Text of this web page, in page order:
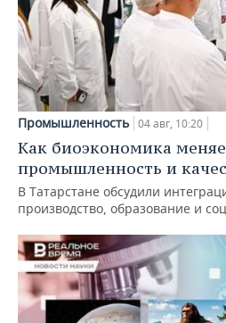
Промышленность 04 авг, 10:20
Как биоэкономика
промышленность и
В Татарстане обсудили
производство, образование и